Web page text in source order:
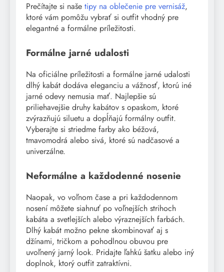
Prečítajte si naše tipy na oblečenie pre vernisáž,
ktoré vám pomôžu vybrať si outfit vhodný pre
elegantné a formálne príležitosti.
Formálne jarné udalosti
Na oficiálne príležitosti a formálne jarné udalosti
dlhý kabát dodáva eleganciu a vážnosť, ktorú iné
jarné odevy nemusia mať. Najlepšie sú
priliehavejšie druhy kabátov s opaskom, ktoré
zvýrazňujú siluetu a dopĺňajú formálny outfit.
Vyberajte si striedme farby ako béžová,
tmavomodrá alebo sivá, ktoré sú nadčasové a
univerzálne.
Neformálne a každodenné nosenie
Naopak, vo voľnom čase a pri každodennom
nosení môžete siahnuť po voľnejších strihoch
kabáta a svetlejších alebo výraznejších farbách.
Dlhý kabát možno pekne skombinovať aj s
džínami, tričkom a pohodlnou obuvou pre
uvoľnený jarný look. Pridajte ľahkú šatku alebo iný
doplnok, ktorý outfit zatraktívni.